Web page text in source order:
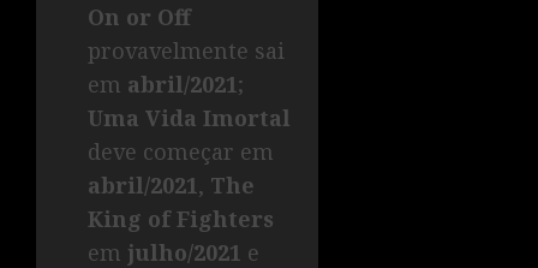
On or Off
provavelmente sai
em abril/2021;
Uma Vida Imortal
deve começar em
abril/2021, The
King of Fighters
em julho/2021 e